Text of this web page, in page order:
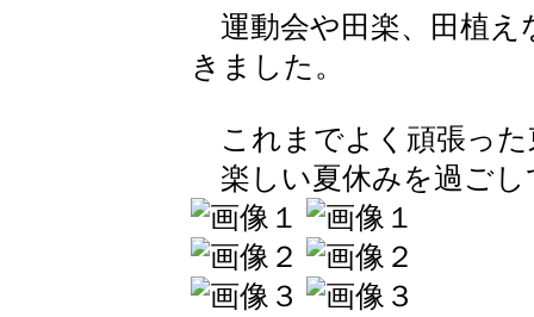
運動会や田楽、田植え
きました。
これまでよく頑張った
楽しい夏休みを過ごし